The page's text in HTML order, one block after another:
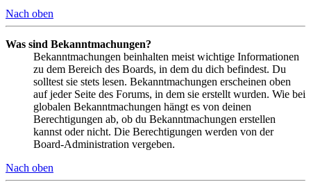
Nach oben
Was sind Bekanntmachungen?
Bekanntmachungen beinhalten meist wichtige Informationen
zu dem Bereich des Boards, in dem du dich befindest. Du
solltest sie stets lesen. Bekanntmachungen erscheinen oben
auf jeder Seite des Forums, in dem sie erstellt wurden. Wie bei
globalen Bekanntmachungen hängt es von deinen
Berechtigungen ab, ob du Bekanntmachungen erstellen
kannst oder nicht. Die Berechtigungen werden von der
Board-Administration vergeben.
Nach oben